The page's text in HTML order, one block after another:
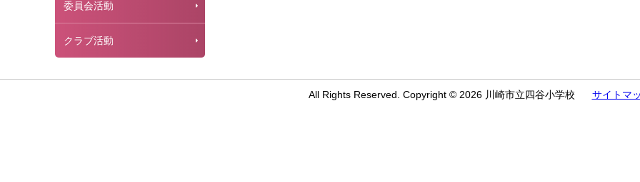
委員会活動
クラブ活動
All Rights Reserved. Copyright © 2026 川崎市立四谷小学校 サイトマ